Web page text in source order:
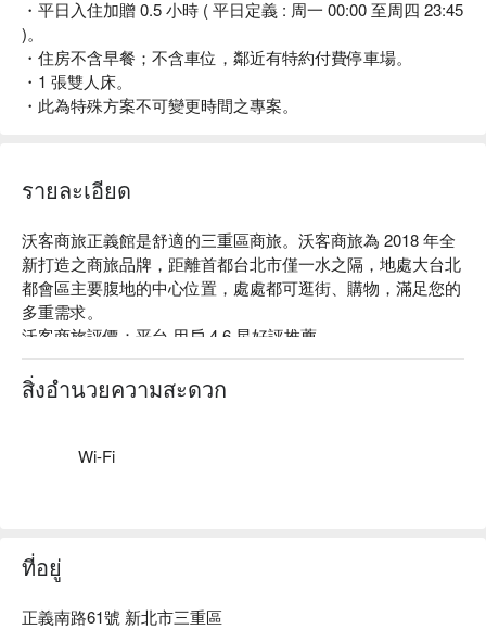
・平日入住加贈 0.5 小時 ( 平日定義 : 周一 00:00 至周四 23:45
)。
・住房不含早餐；不含車位，鄰近有特約付費停車場。
・1 張雙人床。
・此為特殊方案不可變更時間之專案。
รายละเอียด
沃客商旅正義館是舒適的三重區商旅。沃客商旅為 2018 年全
新打造之商旅品牌，距離首都台北市僅一水之隔，地處大台北
都會區主要腹地的中心位置，處處都可逛街、購物，滿足您的
多重需求。
沃客商旅評價：平台 用戶 4.6 星好評推薦
沃客商旅推薦：距捷運台北橋站僅需步行 6 分鐘，比鄰熱鬧的
三和夜市，讓您入夜後還能漫步在街頭，從巷頭吃到巷尾，體
自己找一處安逸自在的休憩空間，讓生活有時間好好喘口氣，
สิ่งอำนวยความสะดวก
Wi-Fi
ที่อยู่
正義南路61號 新北市三重區